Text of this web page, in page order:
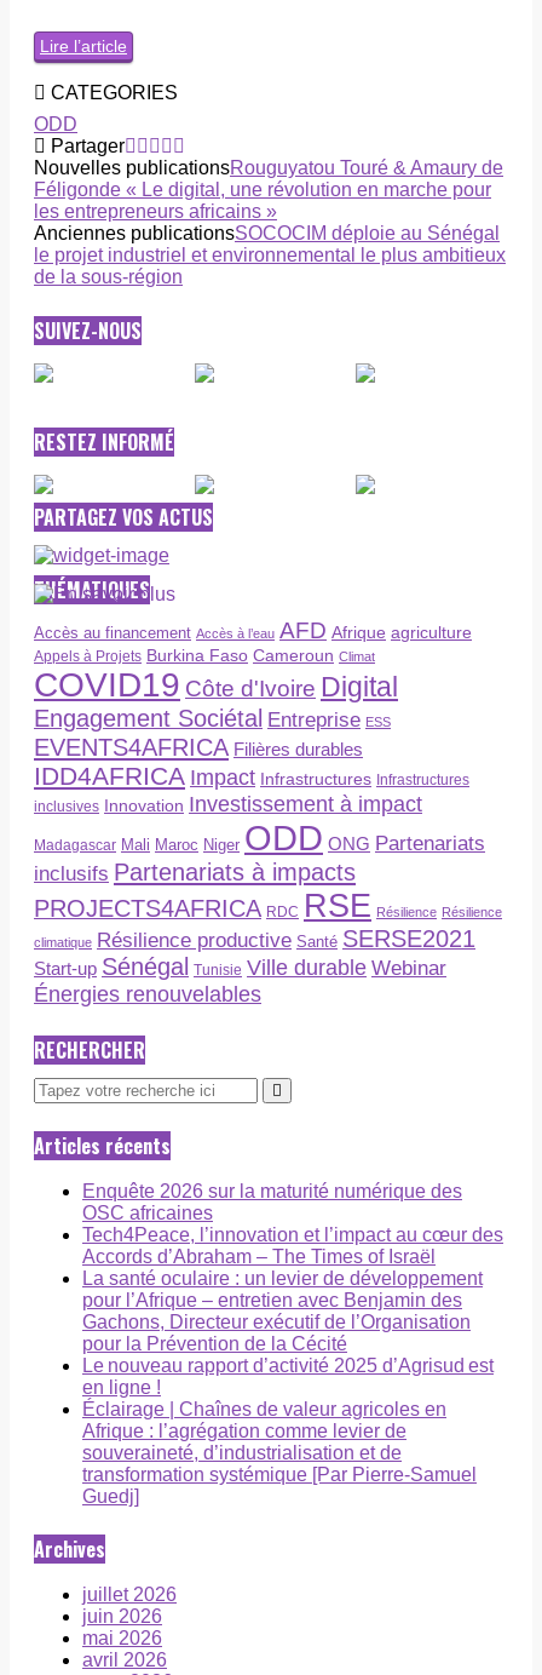
Lire l’article
CATEGORIES
ODD
Partager
Nouvelles publicationsRouguyatou Touré & Amaury de
Féligonde « Le digital, une révolution en marche pour
les entrepreneurs africains »
Anciennes publicationsSOCOCIM déploie au Sénégal
le projet industriel et environnemental le plus ambitieux
de la sous-région
SUIVEZ-NOUS
RESTEZ INFORMÉ
PARTAGEZ VOS ACTUS
THÉMATIQUES
Accès au financement Accès à l’eau AFD Afrique agriculture
Appels à Projets Burkina Faso Cameroun Climat
COVID19 Côte d'Ivoire Digital
Engagement Sociétal Entreprise ESS
EVENTS4AFRICA Filières durables
IDD4AFRICA Impact Infrastructures Infrastructures
inclusives Innovation Investissement à impact
Madagascar Mali Maroc Niger ODD ONG Partenariats
inclusifs Partenariats à impacts
PROJECTS4AFRICA RDC RSE Résilience Résilience
climatique Résilience productive Santé SERSE2021
Start-up Sénégal Tunisie Ville durable Webinar
Énergies renouvelables
RECHERCHER
Articles récents
Enquête 2026 sur la maturité numérique des
OSC africaines
Tech4Peace, l’innovation et l’impact au cœur des
Accords d’Abraham – The Times of Israël
La santé oculaire : un levier de développement
pour l’Afrique – entretien avec Benjamin des
Gachons, Directeur exécutif de l’Organisation
pour la Prévention de la Cécité
Le nouveau rapport d’activité 2025 d’Agrisud est
en ligne !
Éclairage | Chaînes de valeur agricoles en
Afrique : l’agrégation comme levier de
souveraineté, d’industrialisation et de
transformation systémique [Par Pierre-Samuel
Guedj]
Archives
juillet 2026
juin 2026
mai 2026
avril 2026